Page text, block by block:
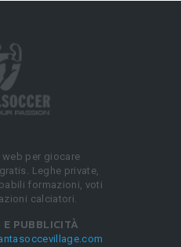
web per giocare
Leghe private,
formazioni, voti
calciatori.
E PUBBLICITÀ